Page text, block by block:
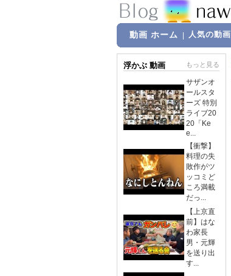
動画 ホーム 人気の動画
浮かぶ 動画 もっと見る
サザンオ
ールスタ
ーズ 特別
ライブ20
20「Ke
e...
【衝撃】
料理の失
敗作がツ
ッコミど
ころ満載
だっ...
【上京直
前】はな
わ家長
男・元輝
を送り出
す...